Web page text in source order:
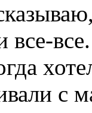
все-
с